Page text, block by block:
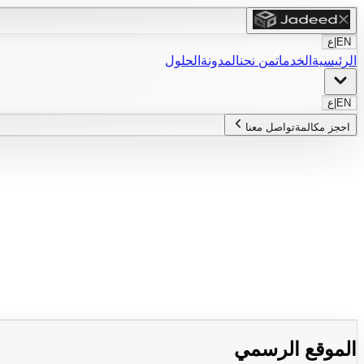
EN ع
الرئيسية الخدماتمن نحنالمدونة الحلول
EN ع
احجز مكالمةتواصل معنا
الموقع الرسمي